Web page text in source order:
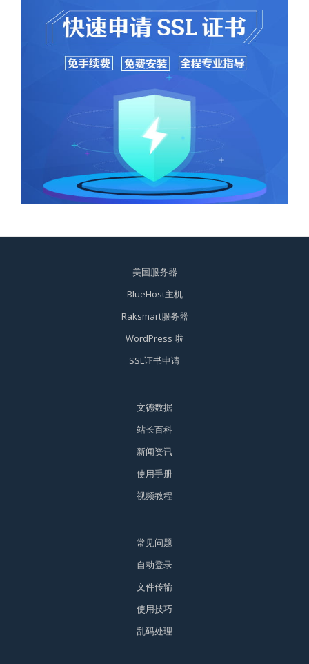
美国服务器
BlueHost主机
Raksmart服务器
WordPress 啦
SSL证书申请
文德数据
站长百科
新闻资讯
使用手册
视频教程
常见问题
自动登录
文件传输
使用技巧
乱码处理